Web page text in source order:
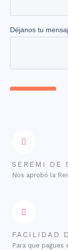
SEREMI DE
Nos aprobó la
FACILIDAD
Para que